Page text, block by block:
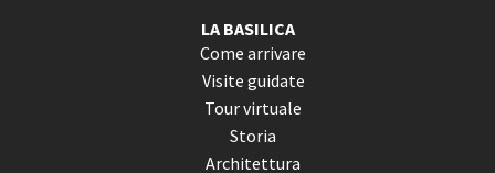
LA BASILICA
Come arrivare
Visite guidate
Tour virtuale
Storia
Architettura